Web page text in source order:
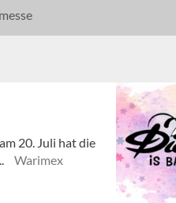
20. Juli hat die
Warimex